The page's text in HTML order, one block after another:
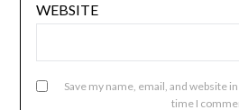
WEBSITE
Save my name, email, and website
time I